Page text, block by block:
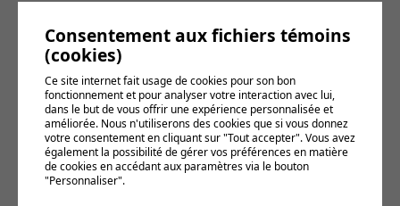
Il s’agit de
positionner le
transport collectif
comme un choix
contemporain,
Consentement aux fichiers témoins
(cookies)
Ce site internet fait usage de cookies pour son bon
fonctionnement et pour analyser votre interaction avec lui,
dans le but de vous offrir une expérience personnalisée et
améliorée. Nous n'utiliserons des cookies que si vous donnez
votre consentement en cliquant sur "Tout accepter". Vous avez
également la possibilité de gérer vos préférences en matière
de cookies en accédant aux paramètres via le bouton
"Personnaliser".